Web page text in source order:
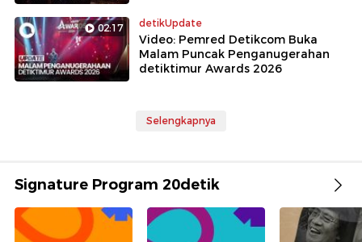
02:17 detikUpdate
Video: Pemred Detikcom Buka
Malam Puncak Penganugerahan
detiktimur Awards 2026
Selengkapnya
Signature Program 20detik